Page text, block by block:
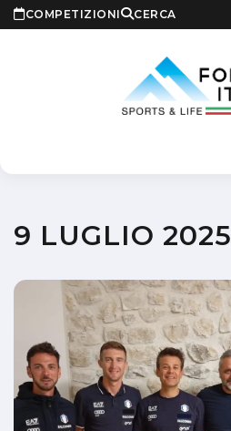
COMPETIZIONI CERCA
9 LUGLIO 2025